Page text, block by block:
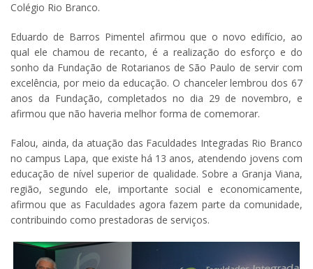
Colégio Rio Branco.
Eduardo de Barros Pimentel afirmou que o novo edifício, ao
qual ele chamou de recanto, é a realização do esforço e do
sonho da Fundação de Rotarianos de São Paulo de servir com
excelência, por meio da educação. O chanceler lembrou dos 67
anos da Fundação, completados no dia 29 de novembro, e
afirmou que não haveria melhor forma de comemorar.
Falou, ainda, da atuação das Faculdades Integradas Rio Branco
no campus Lapa, que existe há 13 anos, atendendo jovens com
educação de nível superior de qualidade. Sobre a Granja Viana,
região, segundo ele, importante social e economicamente,
afirmou que as Faculdades agora fazem parte da comunidade,
contribuindo como prestadoras de serviços.